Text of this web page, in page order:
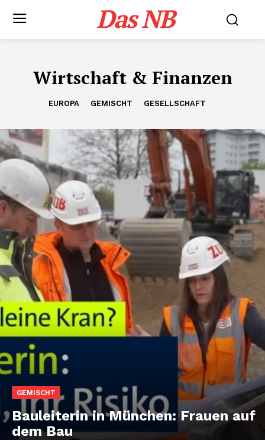
Das NB
Wirtschaft & Finanzen
EUROPA GEMISCHT GESELLSCHAFT
GEMISCHT
Bauleiterin in München: Frauen auf
dem Bau